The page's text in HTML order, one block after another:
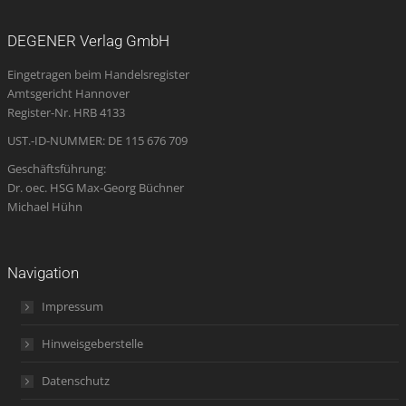
new
window
new
window
new
window
opens
in
new
new
DEGENER Verlag GmbH
Eingetragen beim Handelsregister
Amtsgericht Hannover
Register-Nr. HRB 4133
UST.-ID-NUMMER: DE 115 676 709
Geschäftsführung:
Dr. oec. HSG Max-Georg Büchner
Michael Hühn
Navigation
Impressum
Hinweisgeberstelle
Datenschutz